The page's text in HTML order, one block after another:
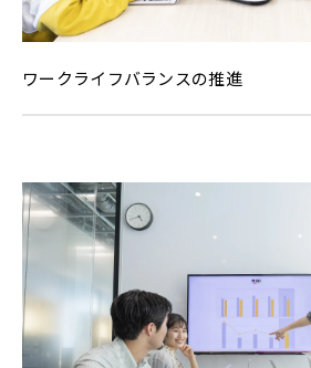
ワークライフバランスの推進